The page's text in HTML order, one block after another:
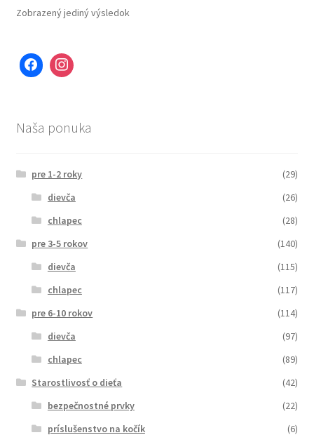
Zobrazený jediný výsledok
Naša ponuka
pre 1-2 roky
(29)
dievča
(26)
chlapec
(28)
pre 3-5 rokov
(140)
dievča
(115)
chlapec
(117)
pre 6-10 rokov
(114)
dievča
(97)
chlapec
(89)
Starostlivosť o dieťa
(42)
bezpečnostné prvky
(22)
príslušenstvo na kočík
(6)